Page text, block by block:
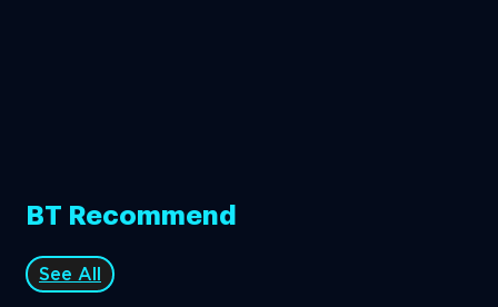
BT Recommend
See All